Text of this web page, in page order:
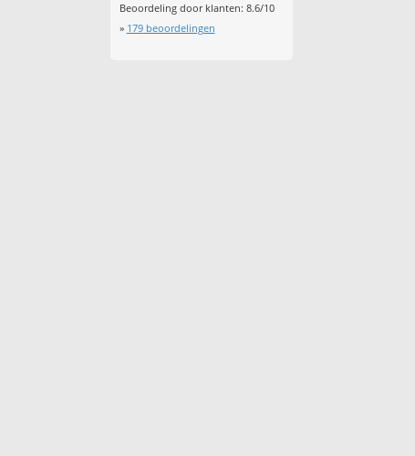
Beoordeling door klanten: 8.6/10
» 179beoordelingen